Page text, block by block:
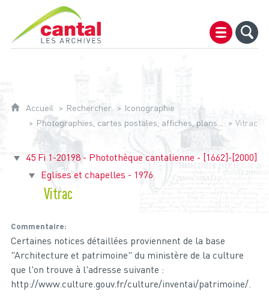
Archives du Cantal
Accueil Rechercher
Iconographie
Photographies, cartes postales, affiches, plans...
Vitrac
45 Fi 1-20198 - Photothèque cantalienne - [1662]-[2000]
Eglises et chapelles - 1976
Vitrac
Commentaire
Certaines notices détaillées proviennent de la base
"Architecture et patrimoine" du ministère de la culture
que l'on trouve à l'adresse suivante :
http://www.culture.gouv.fr/culture/inventai/patrimoine/.